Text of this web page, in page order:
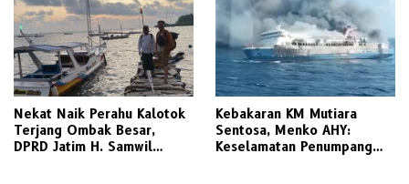
Nekat Naik Perahu Kalotok
Terjang Ombak Besar,
DPRD Jatim H. Samwil
Kebakaran KM Mutiara
Sentosa, Menko AHY:
Keselamatan Penumpang